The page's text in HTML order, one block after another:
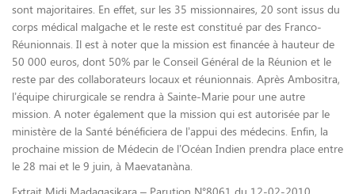
sont majoritaires. En effet, sur les 35 missionnaires, 20 sont issus du
corps médical malgache et le reste est constitué par des Franco-
Réunionnais. Il est à noter que la mission est financée à hauteur de
50 000 euros, dont 50% par le Conseil Général de la Réunion et le
reste par des collaborateurs locaux et réunionnais. Après Ambositra,
l’équipe chirurgicale se rendra à Sainte-Marie pour une autre
mission. A noter également que la mission qui est autorisée par le
ministère de la Santé bénéficiera de l’appui des médecins. Enfin, la
prochaine mission de Médecin de l’Océan Indien prendra place entre
le 28 mai et le 9 juin, à Maevatanàna.
Extrait Midi Madagasikara – Parution N°8061 du 12-02-2010